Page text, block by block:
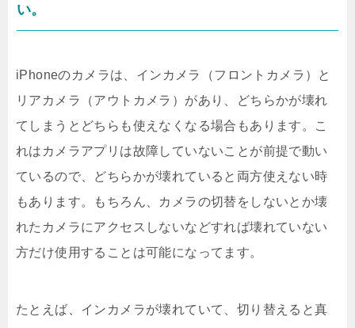
い。
iPhoneのカメラは、インカメラ（フロントカメラ）と
リアカメラ（アウトカメラ）があり、どちらかが壊れ
てしまうとどちらも使えなくなる場合もあります。こ
れはカメラアプリは故障していないことが前提で動い
ているので、どちらかが壊れていると両方使えない時
もあります。もちろん、カメラの切替をしないとか壊
れたカメラにアクセスしないなどすれば壊れていない
方だけ使用することは可能になってます。
たとえば、インカメラが壊れていて、切り替えると真